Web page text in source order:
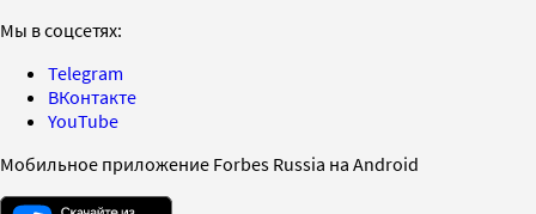
Мы в соцсетях:
Telegram
ВКонтакте
YouTube
Мобильное приложение Forbes Russia на Android